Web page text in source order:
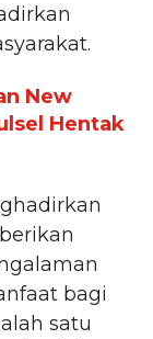
New
Hentak
bagi
satu